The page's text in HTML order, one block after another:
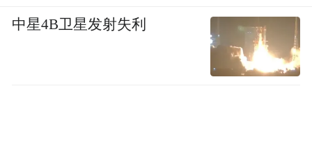
中星4B卫星发射失利